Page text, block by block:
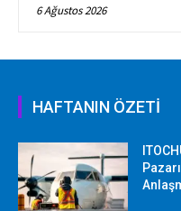
6 Ağustos 2026
HAFTANIN ÖZETİ